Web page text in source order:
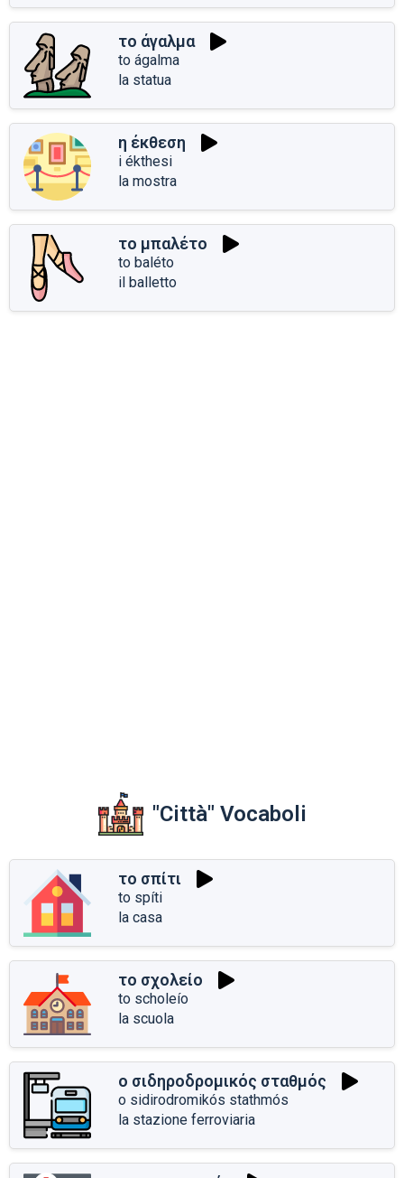
το άγαλμα
to ágalma
la statua
η έκθεση
i ékthesi
la mostra
το μπαλέτο
to baléto
il balletto
"Città" Vocaboli
το σπίτι
to spíti
la casa
το σχολείο
to scholeío
la scuola
ο σιδηροδρομικός σταθμός
o sidirodromikós stathmós
la stazione ferroviaria